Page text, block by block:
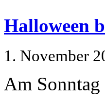
Halloween
1. November
Am